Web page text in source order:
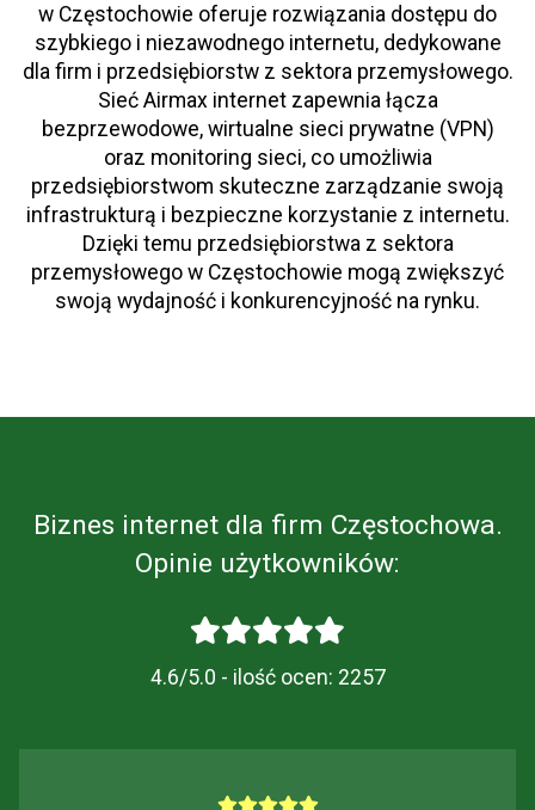
w Częstochowie oferuje rozwiązania dostępu do
szybkiego i niezawodnego internetu, dedykowane
dla firm i przedsiębiorstw z sektora przemysłowego.
Sieć Airmax internet zapewnia łącza
bezprzewodowe, wirtualne sieci prywatne (VPN)
oraz monitoring sieci, co umożliwia
przedsiębiorstwom skuteczne zarządzanie swoją
infrastrukturą i bezpieczne korzystanie z internetu.
Dzięki temu przedsiębiorstwa z sektora
przemysłowego w Częstochowie mogą zwiększyć
swoją wydajność i konkurencyjność na rynku.
Biznes internet dla firm Częstochowa.
Opinie użytkowników:
4.6/5.0 - ilość ocen: 2257